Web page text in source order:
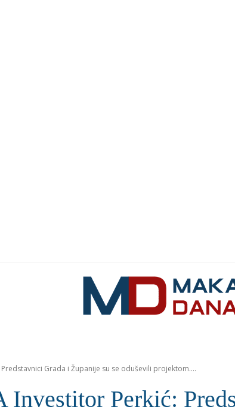
Predstavnici Grada i Županije su se oduševili projektom....
Perkić: